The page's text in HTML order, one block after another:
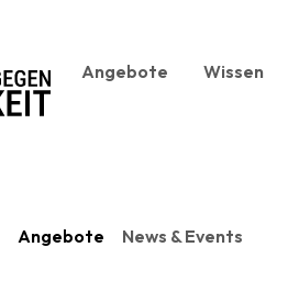
Angebote Wissen
Angebote News & Events